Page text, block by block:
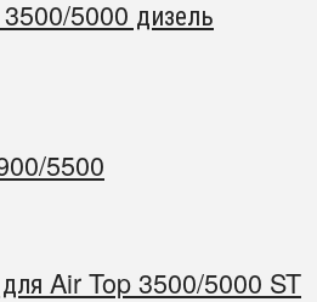
3500/5000 дизель
5500
для Air Top 3500/5000 ST